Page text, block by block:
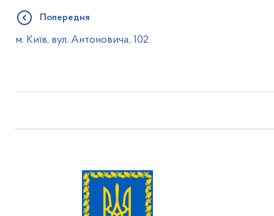
Попередня
м. Київ, вул. Антоновича, 102